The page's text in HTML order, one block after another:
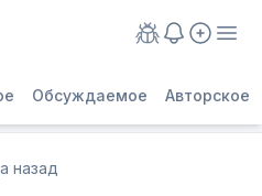
Обсуждаемое Авторское
назад